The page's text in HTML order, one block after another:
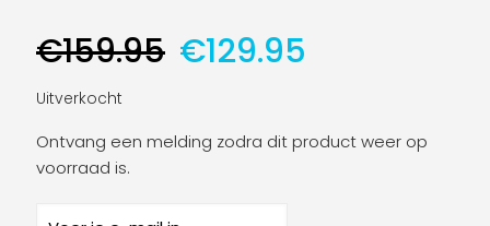
€159.95 Oorspronkelijke
prijs
€159.95.
€129.95
€129.95.
Uitverkocht
Ontvang een melding zodra dit product weer op
voorraad is.